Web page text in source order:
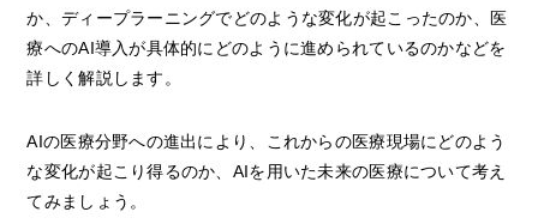
か、ディープラーニングでどのような変化が起こったのか、医
療へのAI導入が具体的にどのように進められているのかなどを
詳しく解説します。
AIの医療分野への進出により、これからの医療現場にどのよう
な変化が起こり得るのか、AIを用いた未来の医療について考え
てみましょう。